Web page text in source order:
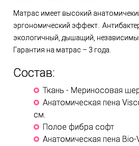
Матрас имеет высокий
эргономический эффект.
экологичный, дышащий,
Гарантия на матрас – 3 года.
Состав:
Ткань - Мериносовая
Анатомическая пена
см.
Полое фибра софт
Анатомическая пена